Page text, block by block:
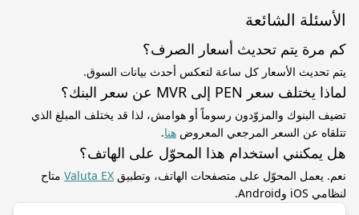
الأسئلة الشائعة
كم مرة يتم تحديث أسعار الصرف؟
يتم تحديث الأسعار كل ساعة لتعكس أحدث بيانات السوق.
لماذا يختلف سعر PEN إلى MVR عن سعر البنك؟
تضيف البنوك والمزوّدون رسوماً أو هوامش، لذا قد يختلف المبلغ الذي
تتلقاه عن السعر المرجعي المعروض هنا.
هل يمكنني استخدام هذا المحوّل على الهاتف؟
نعم. يعمل المحوّل على متصفحات الهاتف، وتطبيق Valuta EX متاح
لنظامي iOS وAndroid.